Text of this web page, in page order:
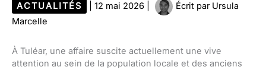
ACTUALITÉS 12 mai 2026 Écrit par Ursula
Marcelle
À Tuléar, une affaire suscite actuellement une vive
attention au sein de la population locale et des anciens